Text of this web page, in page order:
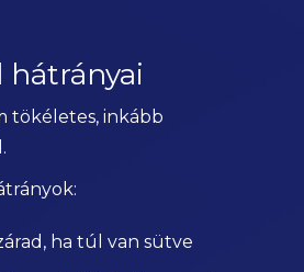
hátrányai
tökéletes, inkább
ha túl van sütve